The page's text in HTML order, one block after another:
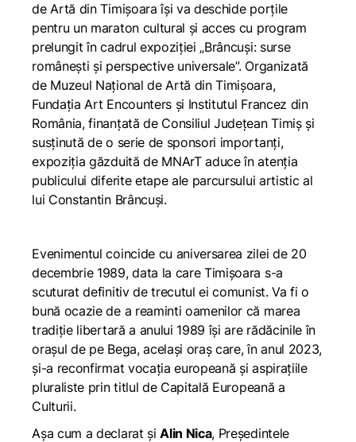
de Artă din Timișoara își va deschide porțile
pentru un maraton cultural și acces cu program
prelungit în cadrul expoziției „Brâncuși: surse
românești și perspective universale”. Organizată
de Muzeul Național de Artă din Timișoara,
Fundația Art Encounters și Institutul Francez din
România, finanțată de Consiliul Județean Timiș și
susținută de o serie de sponsori importanți,
expoziția găzduită de MNArT aduce în atenția
publicului diferite etape ale parcursului artistic al
lui Constantin Brâncuși.
Evenimentul coincide cu aniversarea zilei de 20
decembrie 1989, data la care Timișoara s-a
scuturat definitiv de trecutul ei comunist. Va fi o
bună ocazie de a reaminti oamenilor că marea
tradiție libertară a anului 1989 își are rădăcinile în
orașul de pe Bega, același oraș care, în anul 2023,
și-a reconfirmat vocația europeană și aspirațiile
pluraliste prin titlul de Capitală Europeană a
Culturii.
Așa cum a declarat șiAlin Nica, Președintele